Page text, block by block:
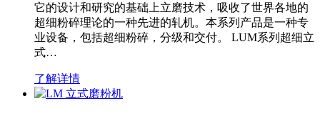
它的设计和研究的基础上立磨技术，吸收了世界各地的
超细粉碎理论的一种先进的轧机。本系列产品是一种专
业设备，包括超细粉碎，分级和交付。 LUM系列超细立
式…
了解详情